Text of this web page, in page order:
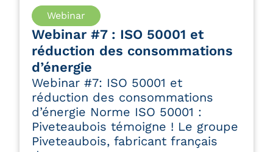
Webinar
Webinar #7 : ISO 50001 et
réduction des consommations
d’énergie
Webinar #7: ISO 50001 et
réduction des consommations
d’énergie Norme ISO 50001 :
Piveteaubois témoigne ! Le groupe
Piveteaubois, fabricant français